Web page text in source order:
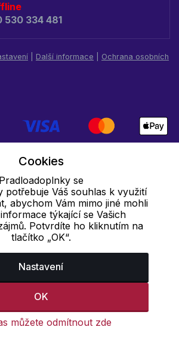
530 334 481
Další informace
Ochrana osobních
Cookies
Pradloadoplnky se
potřebuje Váš souhlas k využití
abychom Vám mimo jiné mohli
týkající se Vašich
Potvrdíte ho kliknutím na
tlačítko „OK“.
Nastavení
OK
můžete odmítnout zde